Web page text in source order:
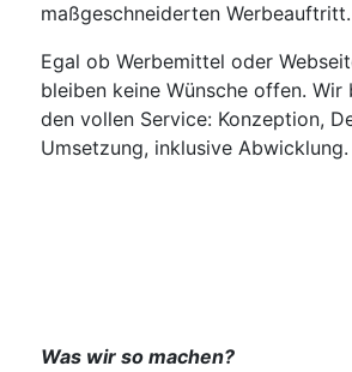
maßgeschneiderten Werbeauftritt.
Egal ob Werbemittel oder
bleiben keine Wünsche offen. Wir
den vollen Service: Konzeption,
Umsetzung, inklusive Abwicklung.
Was wir so machen?